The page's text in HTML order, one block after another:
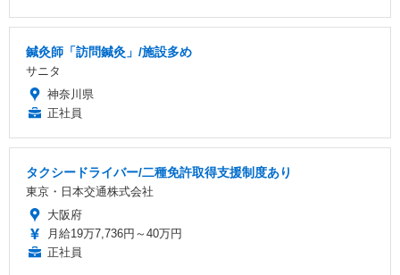
鍼灸師「訪問鍼灸」/施設多め
サニタ
神奈川県
正社員
タクシードライバー/二種免許取得支援制度あり
東京・日本交通株式会社
大阪府
月給19万7,736円～40万円
正社員